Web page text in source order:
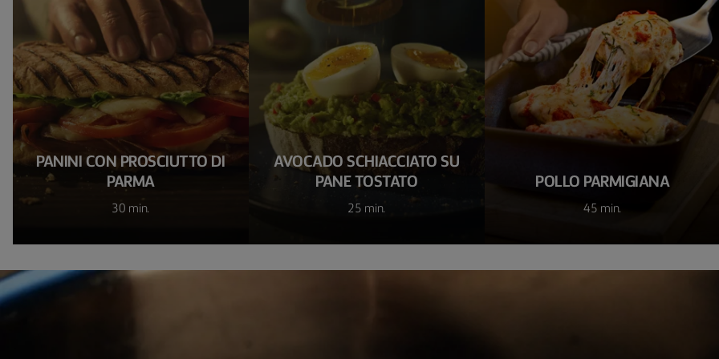
PANINI CON PROSCIUTTO DI
PARMA
30 min.
AVOCADO SCHIACCIATO SU
PANE TOSTATO
25 min.
POLLO PARMIGIANA
45 min.